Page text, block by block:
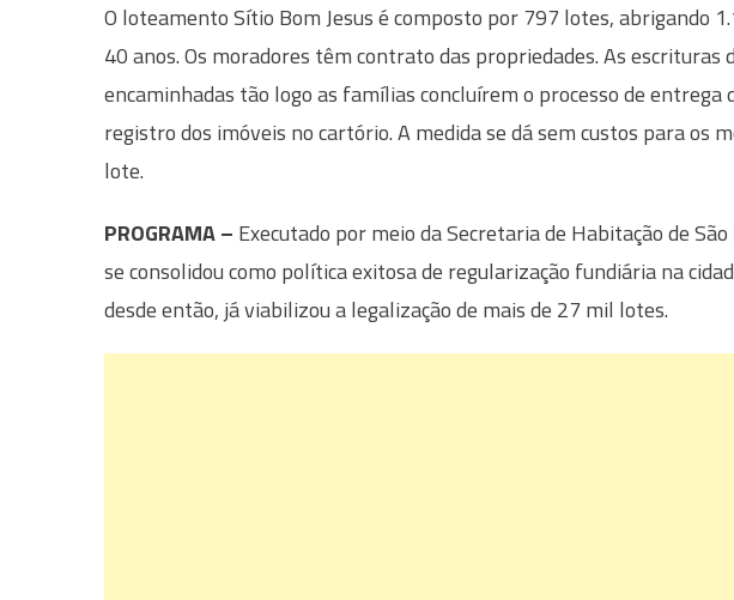
O loteamento Sítio Bom Jesus é composto por 797 lotes, abrigando
40 anos. Os moradores têm contrato das propriedades. As
encaminhadas tão logo as famílias concluírem o processo de entrega
registro dos imóveis no cartório. A medida se dá sem custos para os
lote.
PROGRAMA – Executado por meio da Secretaria de Habitação de
se consolidou como política exitosa de regularização fundiária na
desde então, já viabilizou a legalização de mais de 27 mil lotes.